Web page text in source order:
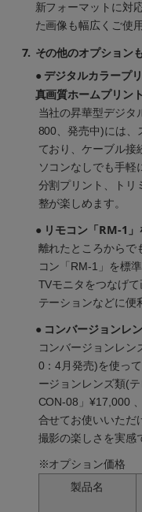
新フォーマットに対
た画像も幅広くご使
7. その他のオプション
● デジタルカラープ
真画質ホームプリント
当社の昇華型デジタ
800、発売中)には、
ており、ケーブル接
ソコンなしでも手
分割プリント、トリ
整が楽しめます。
● リモコン「RM-1」
離れたところからで
コン「RM-1」を標
TVモニタをつなげ
テーションなどに便
● コンバージョンレ
コンバージョンレ
0：4月発売)を使っ
ージョンレンズ類(
CON-08」¥17,000
合せてお使いいただ
撮影の楽しさを実感
※オプション価格
製品名